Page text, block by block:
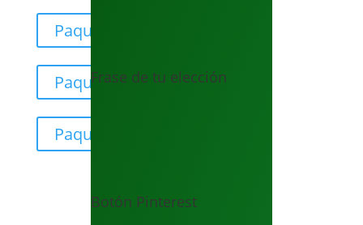
Frase de tu elección
Botón Pinterest
Paquete Light
Paquete Premium
Paquete XV's